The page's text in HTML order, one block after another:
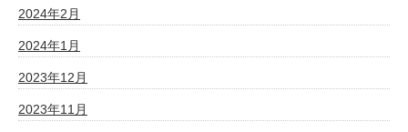
2024年2月
2024年1月
2023年12月
2023年11月